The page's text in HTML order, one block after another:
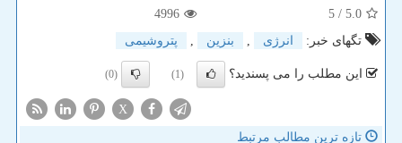
5.0
/ 5
4996
تگهای خبر:
انرژی , بنزین , پتروشیمی
این مطلب را می پسندید؟ (1)
(0)
X
تازه ترین مطالب مرتبط